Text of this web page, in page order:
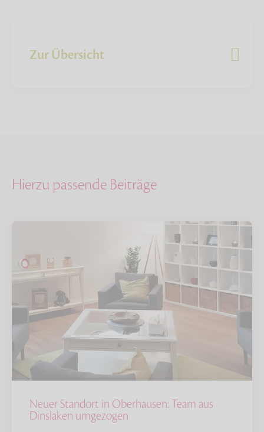
Zur Übersicht
Hierzu passende Beiträge
Neuer Standort in Oberhausen: Team aus
Dinslaken umgezogen